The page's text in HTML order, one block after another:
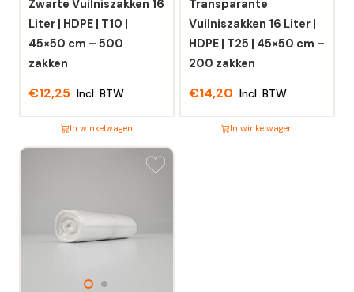
Zwarte Vuilniszakken 16
Liter | HDPE | T10 |
45×50 cm – 500
zakken
€12,25 Incl. BTW
In winkelwagen
Dit
meerdere
variaties.
Transparante
Vuilniszakken 16 Liter |
HDPE | T25 | 45×50 cm –
200 zakken
€14,20 Incl. BTW
In winkelwagen